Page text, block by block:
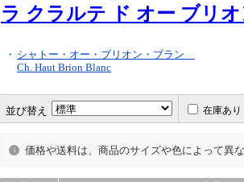
ラ クラルテ ド オー ブリ
・ シャトー・オー・ブリオン・ブラン
Ch. Haut Brion Blanc
並び替え 在庫あり
価格や送料は、商品のサイズや色によって異